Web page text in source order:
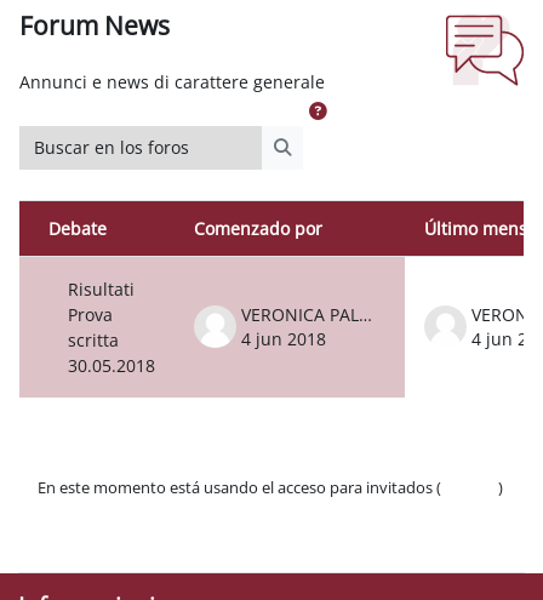
Forum News
Annunci e news di carattere generale
Buscar en los foros
Mostrando 1 de 1 discusiones
Estado
Debate Comenzado por Último
Risultati
Prova
scritta
30.05.2018
VERONICA PALMA
4 jun 2018
4 jun
En este momento está usando el acceso para invitados (
)